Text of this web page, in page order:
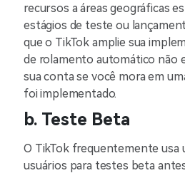
recursos a áreas geográficas
estágios de teste ou
que o TikTok amplie sua
de rolamento automático não
sua conta se você mora em
foi implementado.
b. Teste Beta
O TikTok frequentemente usa
usuários para testes beta